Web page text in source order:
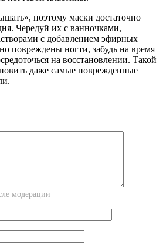
поэтому маски достаточно
Чередуй их с ванночками,
с добавлением эфирных
повреждены ногти, забудь на время
на восстановлении. Такой
даже самые поврежденные
модерации